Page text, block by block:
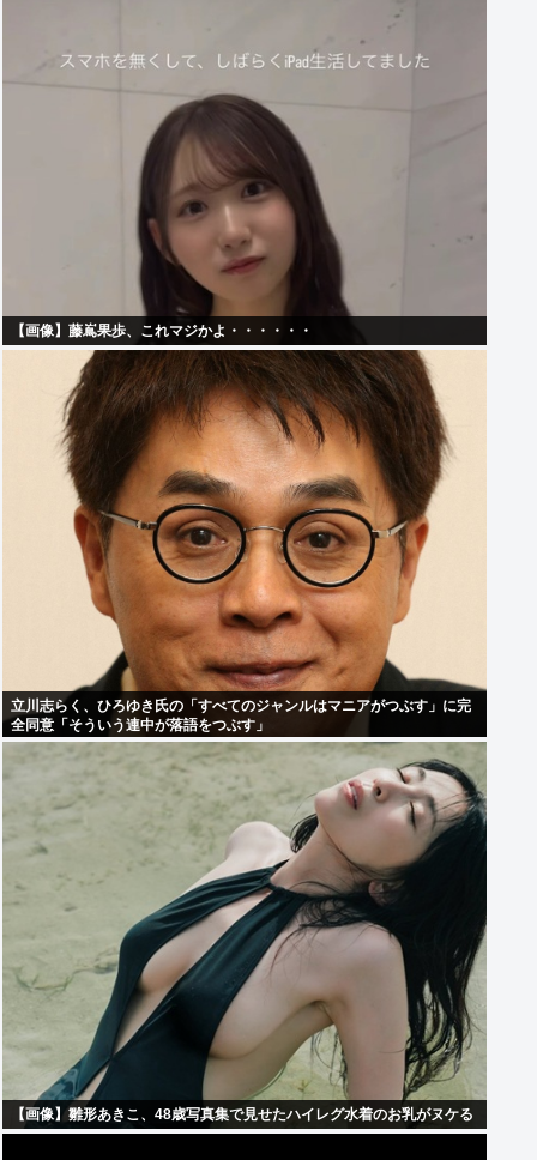
【画像】藤嶌果歩、これマジかよ・・・・・・
立川志らく、ひろゆき氏の「すべてのジャンルはマニアがつぶす」に完
全同意「そういう連中が落語をつぶす」
【画像】雛形あきこ、48歳写真集で見せたハイレグ水着のお乳がヌケる